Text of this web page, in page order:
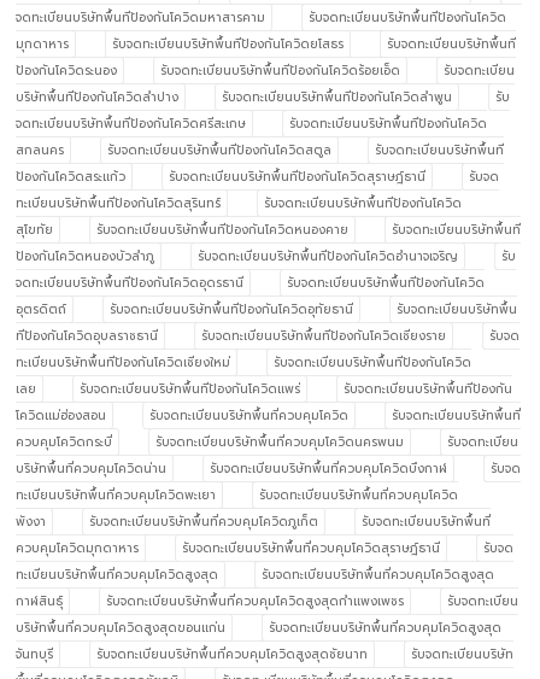
จดทะเบียนบริษัทพื้นทีป้องกันโควิดมหาสารคาม
รับจดทะเบียนบริษัทพื้นทีป้องกันโควิด
มุกดาหาร
รับจดทะเบียนบริษัทพื้นทีป้องกันโควิดยโสธร
รับจดทะเบียนบริษัทพื้นที
ป้องกันโควิดระนอง
รับจดทะเบียนบริษัทพื้นทีป้องกันโควิดร้อยเอ็ด
รับจดทะเบียน
บริษัทพื้นทีป้องกันโควิดลำปาง
รับจดทะเบียนบริษัทพื้นทีป้องกันโควิดลำพูน
รับ
จดทะเบียนบริษัทพื้นทีป้องกันโควิดศรีสะเกษ
รับจดทะเบียนบริษัทพื้นทีป้องกันโควิด
สกลนคร
รับจดทะเบียนบริษัทพื้นทีป้องกันโควิดสตูล
รับจดทะเบียนบริษัทพื้นที
ป้องกันโควิดสระแก้ว
รับจดทะเบียนบริษัทพื้นทีป้องกันโควิดสุราษฎ์ธานี
รับจด
ทะเบียนบริษัทพื้นทีป้องกันโควิดสุรินทร์
รับจดทะเบียนบริษัทพื้นทีป้องกันโควิด
สุโขทัย
รับจดทะเบียนบริษัทพื้นทีป้องกันโควิดหนองคาย
รับจดทะเบียนบริษัทพื้นที
ป้องกันโควิดหนองบัวลำภู
รับจดทะเบียนบริษัทพื้นทีป้องกันโควิดอำนาจเจริญ
รับ
จดทะเบียนบริษัทพื้นทีป้องกันโควิดอุดรธานี
รับจดทะเบียนบริษัทพื้นทีป้องกันโควิด
อุตรดิตถ์
รับจดทะเบียนบริษัทพื้นทีป้องกันโควิดอุทัยธานี
รับจดทะเบียนบริษัทพื้น
ทีป้องกันโควิดอุบลราชธานี
รับจดทะเบียนบริษัทพื้นทีป้องกันโควิดเชียงราย
รับจด
ทะเบียนบริษัทพื้นทีป้องกันโควิดเชียงใหม่
รับจดทะเบียนบริษัทพื้นทีป้องกันโควิด
เลย
รับจดทะเบียนบริษัทพื้นทีป้องกันโควิดแพร่
รับจดทะเบียนบริษัทพื้นทีป้องกัน
โควิดแม่ฮ่องสอน
รับจดทะเบียนบริษัทพื้นที่ควบคุมโควิด
รับจดทะเบียนบริษัทพื้นที่
ควบคุมโควิดกระบี่
รับจดทะเบียนบริษัทพื้นที่ควบคุมโควิดนครพนม
รับจดทะเบียน
บริษัทพื้นที่ควบคุมโควิดน่าน
รับจดทะเบียนบริษัทพื้นที่ควบคุมโควิดบึงกาฬ
รับจด
ทะเบียนบริษัทพื้นที่ควบคุมโควิดพะเยา
รับจดทะเบียนบริษัทพื้นที่ควบคุมโควิด
พังงา
รับจดทะเบียนบริษัทพื้นที่ควบคุมโควิดภูเก็ต
รับจดทะเบียนบริษัทพื้นที่
ควบคุมโควิดมุกดาหาร
รับจดทะเบียนบริษัทพื้นที่ควบคุมโควิดสุราษฎ์ธานี
รับจด
ทะเบียนบริษัทพื้นที่ควบคุมโควิดสูงสุด
รับจดทะเบียนบริษัทพื้นที่ควบคุมโควิดสูงสุด
กาฬสินธุ์
รับจดทะเบียนบริษัทพื้นที่ควบคุมโควิดสูงสุดกำแพงเพชร
รับจดทะเบียน
บริษัทพื้นที่ควบคุมโควิดสูงสุดขอนแก่น
รับจดทะเบียนบริษัทพื้นที่ควบคุมโควิดสูงสุด
จันทบุรี
รับจดทะเบียนบริษัทพื้นที่ควบคุมโควิดสูงสุดชัยนาท
รับจดทะเบียนบริษัท